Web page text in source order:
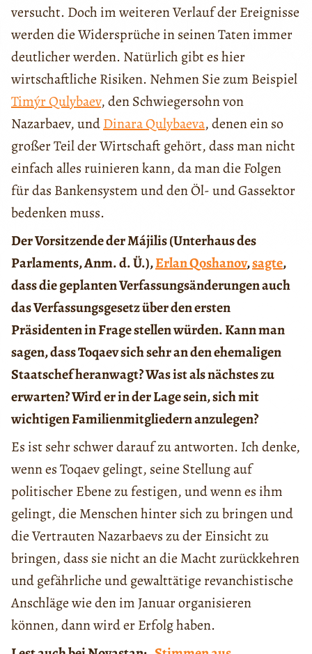
versucht. Doch im weiteren Verlauf der Ereignisse
werden die Widersprüche in seinen Taten immer
deutlicher werden. Natürlich gibt es hier
wirtschaftliche Risiken. Nehmen Sie zum Beispiel
Timýr Qulybaev, den Schwiegersohn von
Nazarbaev, undDinara Qulybaeva, denen ein so
großer Teil der Wirtschaft gehört, dass man nicht
einfach alles ruinieren kann, da man die Folgen
für das Bankensystem und den Öl- und Gassektor
bedenken muss.
Der Vorsitzende der Májilis (Unterhaus des
Parlaments, Anm. d. Ü.),Erlan Qoshanov,sagte,
dass die geplanten Verfassungsänderungen auch
das Verfassungsgesetz über den ersten
Präsidenten in Frage stellen würden. Kann man
sagen, dass Toqaev sich sehr an den ehemaligen
Staatschef heranwagt? Was ist als nächstes zu
erwarten? Wird er in der Lage sein, sich mit
wichtigen Familienmitgliedern anzulegen?
Es ist sehr schwer darauf zu antworten. Ich denke,
wenn es Toqaev gelingt, seine Stellung auf
politischer Ebene zu festigen, und wenn es ihm
gelingt, die Menschen hinter sich zu bringen und
die Vertrauten Nazarbaevs zu der Einsicht zu
bringen, dass sie nicht an die Macht zurückkehren
und gefährliche und gewalttätige revanchistische
Anschläge wie den im Januar organisieren
können, dann wird er Erfolg haben.